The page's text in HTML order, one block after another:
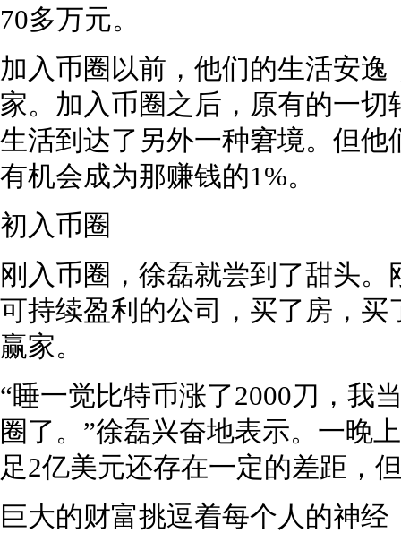
70多万元。
加入币圈以前，他们的生活安
家。加入币圈之后，原有的一
生活到达了另外一种窘境。但
有机会成为那赚钱的1%。
初入币圈
刚入币圈，徐磊就尝到了甜头
可持续盈利的公司，买了房，
赢家。
“睡一觉比特币涨了2000刀，我
圈了。”徐磊兴奋地表示。一晚
足2亿美元还存在一定的差距，
巨大的财富挑逗着每个人的神